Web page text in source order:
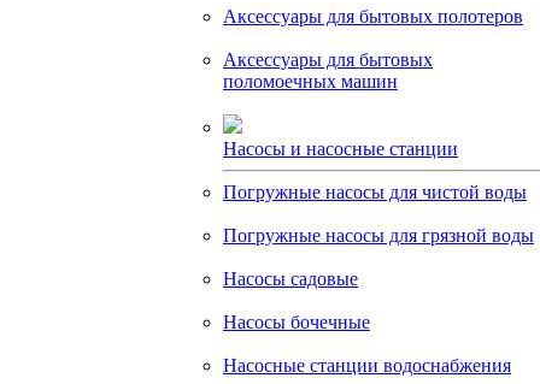
Аксессуары для бытовых полотеров
Аксессуары для бытовых
поломоечных машин
Насосы и насосные станции
Погружные насосы для чистой воды
Погружные насосы для грязной воды
Насосы садовые
Насосы бочечные
Насосные станции водоснабжения